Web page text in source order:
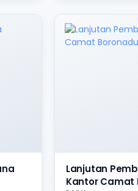
Lanjutan
Kantor Camat